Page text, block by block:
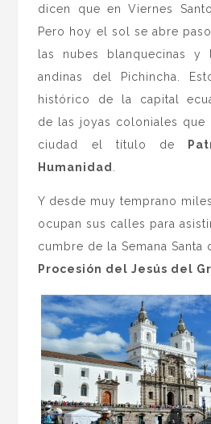
dicen que en Viernes
Pero hoy el sol se abre
las nubes blanquecinas y
andinas del Pichincha.
histórico de la capital
de las joyas coloniales que
ciudad el título de
Humanidad
Y desde muy temprano
ocupan sus calles para
cumbre de la Semana Santa
Procesión del Jesús del